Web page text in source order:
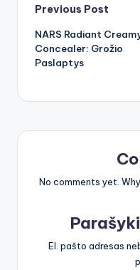
Post
Previous Post
NARS Radiant
Concealer: Grožio
Paslaptys
No comments yet.
El. pašto adresas